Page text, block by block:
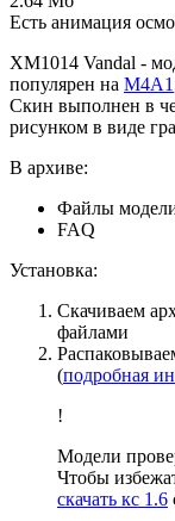
Есть анимация
XM1014 Vandal -
популярен на M4A1
Скин выполнен в
рисунком в виде
В архиве:
Файлы
FAQ
Установка:
Скачиваем
файлами
(подробная
!
Модели
Чтобы
скачать кс 1.6